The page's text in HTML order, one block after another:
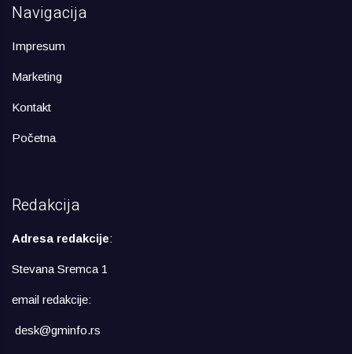
Navigacija
Impresum
Marketing
Kontakt
Početna
Redakcija
Adresa redakcije:
Stevana Sremca 1
email redakcije:
desk@gminfo.rs